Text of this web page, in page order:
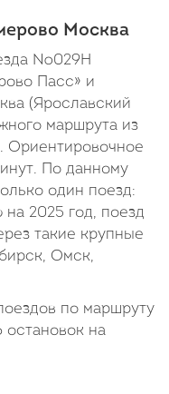
Москва
№029Н
Пасс» и
(Ярославский
маршрута из
Ориентировочное
По данному
один поезд:
2025 год, поезд
такие крупные
Омск,
по маршруту
на